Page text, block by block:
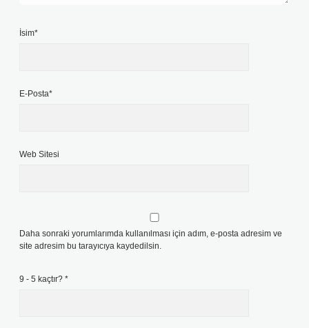
İsim*
E-Posta*
Web Sitesi
Daha sonraki yorumlarımda kullanılması için adım, e-posta adresim ve
site adresim bu tarayıcıya kaydedilsin.
9 - 5 kaçtır? *